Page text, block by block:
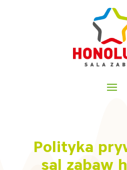
Polityka
sal zabaw